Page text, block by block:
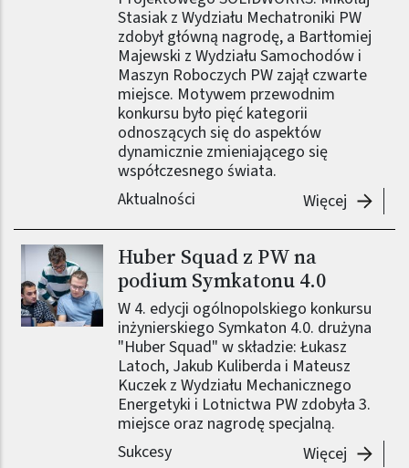
Stasiak z Wydziału Mechatroniki PW
zdobył główną nagrodę, a Bartłomiej
Majewski z Wydziału Samochodów i
Maszyn Roboczych PW zajął czwarte
miejsce. Motywem przewodnim
konkursu było pięć kategorii
odnoszących się do aspektów
dynamicznie zmieniającego się
współczesnego świata.
Aktualności
Więcej
Obraz (old)
Huber Squad z PW na
podium Symkatonu 4.0
W 4. edycji ogólnopolskiego konkursu
inżynierskiego Symkaton 4.0. drużyna
"Huber Squad" w składzie: Łukasz
Latoch, Jakub Kuliberda i Mateusz
Kuczek z Wydziału Mechanicznego
Energetyki i Lotnictwa PW zdobyła 3.
miejsce oraz nagrodę specjalną.
Sukcesy
Więcej Huber